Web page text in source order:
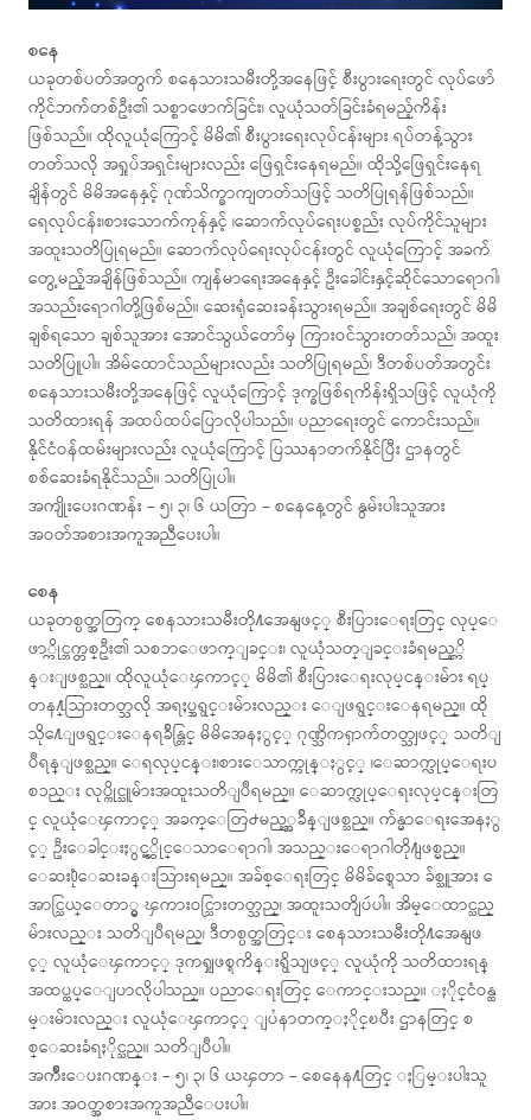
စနေ
ယခုတစ်ပတ်အတွက် စနေသားသမီးတို့အနေဖြင့် စီးပွားရေးတွင် လုပ်ဖော်
ကိုင်ဘက်တစ်ဦး၏ သစ္စာဖောက်ခြင်း၊ လူယုံသတ်ခြင်းခံရမည့်ကိန်း
ဖြစ်သည်။ ထိုလူယုံကြောင့် မိမိ၏ စီးပွားရေးလုပ်ငန်းများ ရပ်တန့်သွား
တတ်သလို အရှုပ်အရှင်းများလည်း ဖြေရှင်းနေရမည်။ ထိုသို့ဖြေရှင်းနေရ
ချိန်တွင် မိမိအနေနှင့် ဂုဏ်သိက္ခာကျတတ်သဖြင့် သတိပြုရန်ဖြစ်သည်။
ရေလုပ်ငန်း၊စားသောက်ကုန်နှင့် ၊ဆောက်လုပ်ရေးပစ္စည်း လုပ်ကိုင်သူများ
အထူးသတိပြုရမည်။ ဆောက်လုပ်ရေးလုပ်ငန်းတွင် လူယုံကြောင့် အခက်
တွေ့မည့်အချိန်ဖြစ်သည်။ ကျန်မာရေးအနေနှင့် ဦးခေါင်းနှင့်ဆိုင်သောရောဂါ၊
အသည်းရောဂါတို့ဖြစ်မည်။ ဆေးရုံဆေးခန်းသွားရမည်။ အချစ်ရေးတွင် မိမိ
ချစ်ရသော ချစ်သူအား အောင်သွယ်တော်မှ ကြားဝင်သွားတတ်သည်၊ အထူး
သတိပြူပါ။ အိမ်ထောင်သည်များလည်း သတိပြုရမည်၊ ဒီတစ်ပတ်အတွင်း
စနေသားသမီးတို့အနေဖြင့် လူယုံကြောင့် ဒုက္ခဖြစ်ရကိန်းရှိသဖြင့် လူယုံကို
သတိထားရန် အထပ်ထပ်ပြောလိုပါသည်။ ပညာရေးတွင် ကောင်းသည်။
နိုင်ငံဝန်ထမ်းများလည်း လူယုံကြောင့် ပြဿနာတက်နိုင်ပြီး ဌာနတွင်
စစ်ဆေးခံရနိုင်သည်။ သတိပြုပါ။
အကျိုးပေးဂဏန်း – ၅၊ ၃၊ ၆ ယတြာ – စနေနေ့တွင် နွမ်းပါးသူအား
အဝတ်အစားအကူအညီပေးပါ။
စေန
ယခုတစ္ပတ္အတြက္ စေနသားသမီးတို႔အေနျဖင့္ စီးပြားေရးတြင္ လုပ္ေ
ဖာ္ကိုင္ဘက္တစ္ဦး၏ သစၥာေဖာက္ျခင္း၊ လူယုံသတ္ျခင္းခံရမည့္ကိ
န္းျဖစ္သည္။ ထိုလူယုံေၾကာင့္ မိမိ၏ စီးပြားေရးလုပ္ငန္းမ်ား ရပ္
တန႔္သြားတတ္သလို အရႈပ္အရွင္းမ်ားလည္း ေျဖရွင္းေနရမည္။ ထို
သို႔ေျဖရွင္းေနရခ်ိန္တြင္ မိမိအေနႏွင့္ ဂုဏ္သိကၡာက်တတ္သျဖင့္ သတိျ
ပဳရန္ျဖစ္သည္။ ေရလုပ္ငန္း၊စားေသာက္ကုန္ႏွင့္ ၊ေဆာက္လုပ္ေရးပ
စၥည္း လုပ္ကိုင္သူမ်ားအထူးသတိျပဳရမည္။ ေဆာက္လုပ္ေရးလုပ္ငန္းတြ
င္ လူယုံေၾကာင့္ အခက္ေတြ႕မည့္အခ်ိန္ျဖစ္သည္။ က်န္မာေရးအေနႏွ
င့္ ဦးေခါင္းႏွင့္ဆိုင္ေသာေရာဂါ၊ အသည္းေရာဂါတို႔ျဖစ္မည္။
ေဆး႐ုံေဆးခန္းသြားရမည္။ အခ်စ္ေရးတြင္ မိမိခ်စ္ရေသာ ခ်စ္သူအား ေ
အာင္သြယ္ေတာ္မွ ၾကားဝင္သြားတတ္သည္၊ အထူးသတိျပဴပါ။ အိမ္ေထာင္သည္
မ်ားလည္း သတိျပဳရမည္၊ ဒီတစ္ပတ္အတြင္း စေနသားသမီးတို႔အေနျဖ
င့္ လူယုံေၾကာင့္ ဒုကၡျဖစ္ရကိန္းရွိသျဖင့္ လူယုံကို သတိထားရန္
အထပ္ထပ္ေျပာလိုပါသည္။ ပညာေရးတြင္ ေကာင္းသည္။ ႏိုင္ငံဝန္ထ
မ္းမ်ားလည္း လူယုံေၾကာင့္ ျပႆနာတက္ႏိုင္ၿပီး ဌာနတြင္ စ
စ္ေဆးခံရႏိုင္သည္။ သတိျပဳပါ။
အက်ိဳးေပးဂဏန္း – ၅၊ ၃၊ ၆ ယၾတာ – စေနေန႔တြင္ ႏြမ္းပါးသူ
အား အဝတ္အစားအကူအညီေပးပါ။